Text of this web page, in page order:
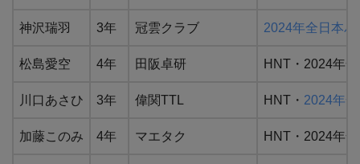
神沢瑞羽 3年 冠雲クラブ 2024年全日本バ
松島愛空 4年 田阪卓研 HNT・2024年
川口あさひ 3年 偉関TTL HNT・ 2024年
加藤このみ 4年 マエタク HNT・2024年